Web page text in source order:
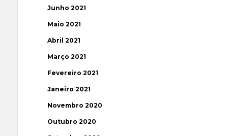
Junho 2021
Maio 2021
Abril 2021
Março 2021
Fevereiro 2021
Janeiro 2021
Novembro 2020
Outubro 2020